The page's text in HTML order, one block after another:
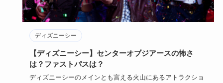
ディズニーシー
【ディズニーシー】センターオブジアースの怖さ
は？ファストパスは？
ディズニーシーのメインとも言える火山にあるアトラクショ